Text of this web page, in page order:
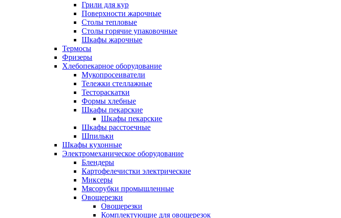
Грили для кур
Поверхности жарочные
Столы тепловые
Столы горячие упаковочные
Шкафы жарочные
Термосы
Фризеры
Хлебопекарное оборудование
Мукопросеиватели
Тележки стеллажные
Тестораскатки
Формы хлебные
Шкафы пекарские
Шкафы пекарские
Шкафы расстоечные
Шпильки
Шкафы кухонные
Электромеханическое оборудование
Блендеры
Картофелечистки электрические
Миксеры
Мясорубки промышленные
Овощерезки
Овощерезки
Комплектующие для овощерезок